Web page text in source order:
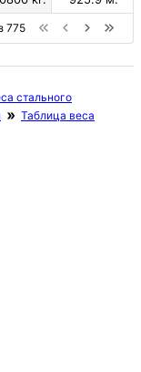
775
стального
Таблица веса